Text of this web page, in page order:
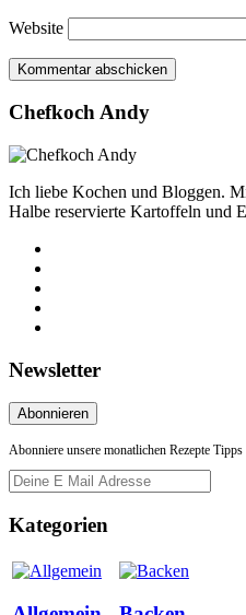
Website
Chefkoch Andy
Ich liebe Kochen und Bloggen.
Halbe reservierte Kartoffeln und
Newsletter
Abonniere unsere monatlichen Rezepte Tipps
Kategorien